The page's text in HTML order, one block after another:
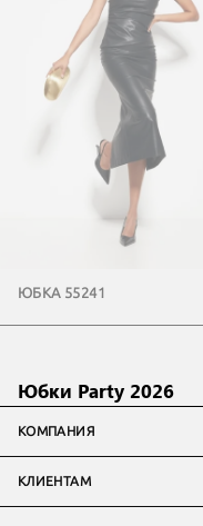
ЮБКА 55241
Юбки Party 2026
КОМПАНИЯ
КЛИЕНТАМ